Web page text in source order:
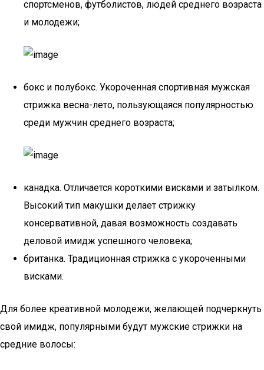
спортсменов, футболистов, людей среднего возраста
и молодежи;
бокс и полубокс. Укороченная спортивная мужская
стрижка весна-лето, пользующаяся популярностью
среди мужчин среднего возраста;
канадка. Отличается короткими висками и затылком.
Высокий тип макушки делает стрижку
консервативной, давая возможность создавать
деловой имидж успешного человека;
британка. Традиционная стрижка с укороченными
висками.
Для более креативной молодежи, желающей подчеркнуть
свой имидж, популярными будут мужские стрижки на
средние волосы: